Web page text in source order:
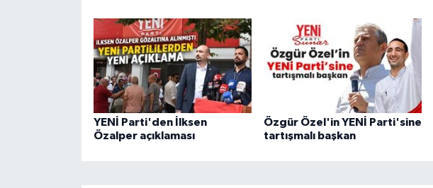
YENİ Parti'den İlksen
Özalper açıklaması
Özgür Özel'in YENİ Parti'sine
tartışmalı başkan